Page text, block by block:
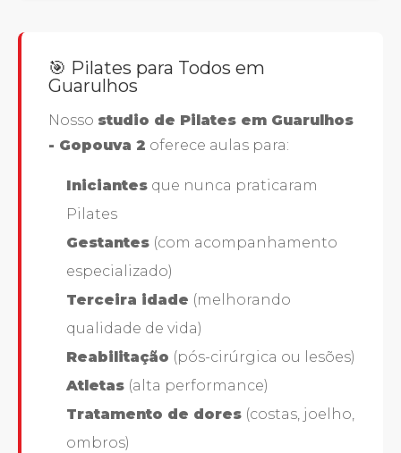
🎯 Pilates para Todos em
Guarulhos
Nosso studio de Pilates em Guarulhos
- Gopouva 2 oferece aulas para:
Iniciantes que nunca praticaram
Pilates
Gestantes (com acompanhamento
especializado)
Terceira idade (melhorando
qualidade de vida)
Reabilitação (pós-cirúrgica ou lesões)
Atletas (alta performance)
Tratamento de dores (costas, joelho,
ombros)